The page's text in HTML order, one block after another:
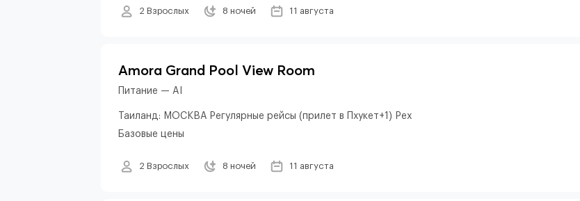
2 Взрослых 8 ночей 11 августа
Amora Grand Pool View Room
Питание — AI
Таиланд: МОСКВА Регулярные рейсы (прилет в Пхукет+1) Pex
Базовые цены
2 Взрослых 8 ночей 11 августа